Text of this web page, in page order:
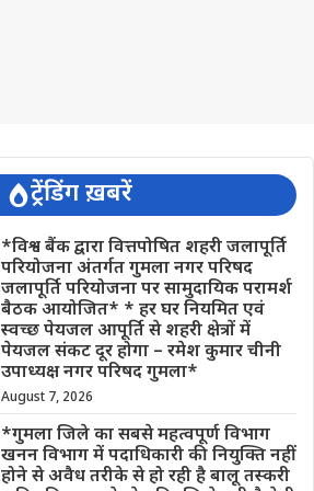
ट्रेंडिंग ख़बरें
*विश्व बैंक द्वारा वित्तपोषित शहरी जलापूर्ति
परियोजना अंतर्गत गुमला नगर परिषद
जलापूर्ति परियोजना पर सामुदायिक परामर्श
बैठक आयोजित* * हर घर नियमित एवं
स्वच्छ पेयजल आपूर्ति से शहरी क्षेत्रों में
पेयजल संकट दूर होगा – रमेश कुमार चीनी
उपाध्यक्ष नगर परिषद गुमला*
August 7, 2026
*गुमला जिले का सबसे महत्वपूर्ण विभाग
खनन विभाग में पदाधिकारी की नियुक्ति नहीं
होने से अवैध तरीके से हो रही है बालू तस्करी